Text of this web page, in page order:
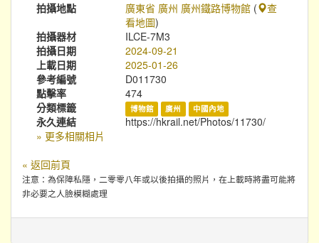
拍攝地點 廣東省 廣州 廣州鐵路博物館 (
查
看地圖)
拍攝器材
ILCE-7M3
拍攝日期
2024-09-21
上載日期
2025-01-26
參考編號
D011730
點擊率
474
分類標籤
博物館 廣州 中國內地
永久連結
https://hkrail.net/Photos/11730/
» 更多相關相片
« 返回前頁
注意：為保障私隱，二零零八年或以後拍攝的照片，在上載時將盡可能將
非必要之人臉模糊處理